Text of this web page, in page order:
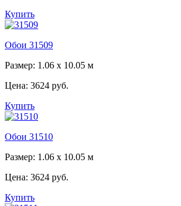
Купить
Обои 31509
Размер: 1.06 x 10.05 м
Цена: 3624 руб.
Купить
Обои 31510
Размер: 1.06 x 10.05 м
Цена: 3624 руб.
Купить